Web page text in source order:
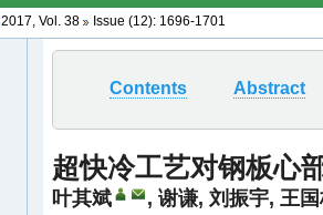
2017, Vol. 38 Issue (12): 1696-1701
Contents Abstract
超快冷工艺对钢板心
叶其斌 , 谢谦, 刘振宇, 王